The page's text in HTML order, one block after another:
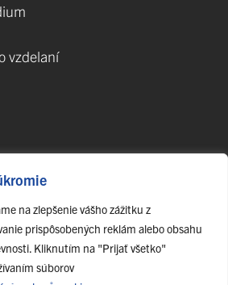
na zlepšenie vášho zážitku z
prispôsobených reklám alebo obsahu
Kliknutím na "Prijať všetko"
súborov
vzdelaní